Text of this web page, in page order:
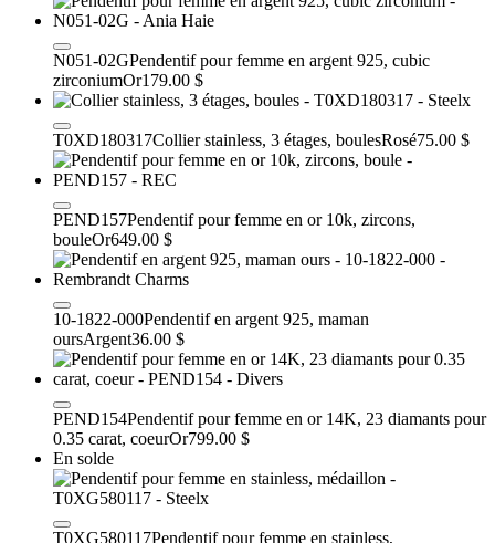
N051-02GPendentif pour femme en argent 925, cubic
zirconiumOr179.00 $
T0XD180317Collier stainless, 3 étages, boulesRosé75.00 $
PEND157Pendentif pour femme en or 10k, zircons,
bouleOr649.00 $
10-1822-000Pendentif en argent 925, maman
oursArgent36.00 $
PEND154Pendentif pour femme en or 14K, 23 diamants pour
0.35 carat, coeurOr799.00 $
En solde
T0XG580117Pendentif pour femme en stainless,